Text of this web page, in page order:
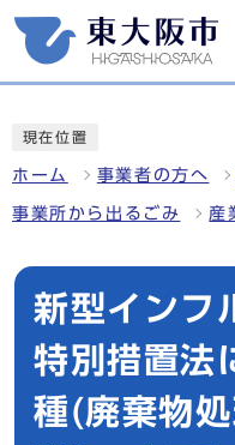
現在位置
ホーム 事業者の方へ
事業所から出るごみ 産
新型インフ
特別措置法
種(廃棄物